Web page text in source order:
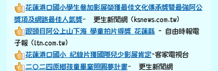
花蓮港口國小學生參加影展榮獲最佳文化傳承獎暨最強阿公
獎項及網路最佳人氣獎– 更生新聞網 (ksnews.com.tw)
跟頭目阿公上山下海 學童拍片得獎 花蓮縣 - 自由時報電
子報 (ltn.com.tw)
花蓮港口國小 紀錄片獲國際兒少影展肯定-客家電視台
二〇二四原鄉孩童畢業照圓夢計畫– 更生新聞網